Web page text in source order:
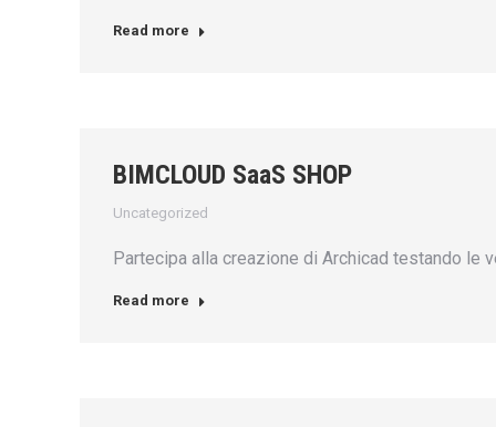
Read more
BIMCLOUD SaaS SHOP
Uncategorized
Partecipa alla creazione di Archicad testando le
Read more